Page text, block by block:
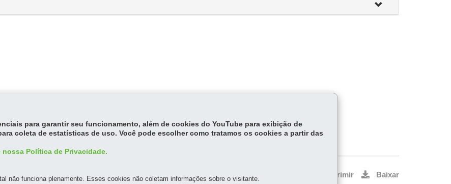
Voltar Imprimir Baixar
para garantir seu funcionamento, além de cookies do YouTube para exibição de
coleta de estatísticas de uso. Você pode escolher como tratamos os cookies a partir das
nossa Política de Privacidade.
não funciona plenamente. Esses cookies não coletam informações sobre o visitante.